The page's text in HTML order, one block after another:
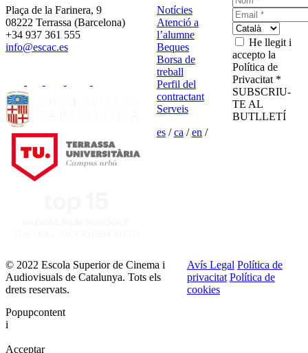
Plaça de la Farinera, 9
08222 Terrassa (Barcelona)
+34 937 361 555
info@escac.es
Notícies
Atenció a
l’alumne
Beques
Borsa de
treball
Perfil del
contractant
Serveis
es/ca /en /
He llegit i
accepto la
Política de
Privacitat *
SUBSCRIU-
TE AL
BUTLLETÍ
© 2022 Escola Superior de Cinema i
Audiovisuals de Catalunya. Tots els
drets reservats.
Avís Legal Política de
privacitat Política de
cookies
Popupcontent
i
Acceptar